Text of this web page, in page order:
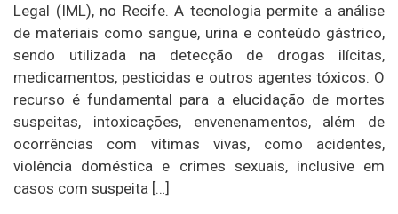
Legal (IML), no Recife. A tecnologia permite a análise
de materiais como sangue, urina e conteúdo gástrico,
sendo utilizada na detecção de drogas ilícitas,
medicamentos, pesticidas e outros agentes tóxicos. O
recurso é fundamental para a elucidação de mortes
suspeitas, intoxicações, envenenamentos, além de
ocorrências com vítimas vivas, como acidentes,
violência doméstica e crimes sexuais, inclusive em
casos com suspeita […]